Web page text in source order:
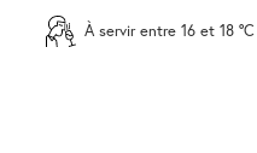
À servir entre 16 et 18 °C